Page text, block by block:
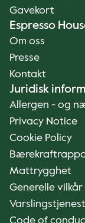
Gavekort
Espresso
Om oss
Presse
Kontakt
Juridisk
Allergen - og
Privacy Notice
Cookie Policy
Mattrygghet
Generelle
Code of